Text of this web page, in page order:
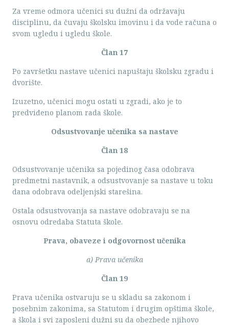
Za vreme odmora učenici su dužni da održavaju
disciplinu, da čuvaju školsku imovinu i da vode računa o
svom ugledu i ugledu škole.
Član 17
Po završetku nastave učenici napuštaju školsku zgradu i
dvorište.
Izuzetno, učenici mogu ostati u zgradi, ako je to
predviđeno planom rada škole.
Odsustvovanje učenika sa nastave
Član 18
Odsustvovanje učenika sa pojedinog časa odobrava
predmetni nastavnik, a odsustvovanje sa nastave u toku
dana odobrava odeljenjski starešina.
Ostala odsustvovanja sa nastave odobravaju se na
osnovu odredaba Statuta škole.
Prava, obaveze i odgovornost učenika
a) Prava učenika
Član 19
Prava učenika ostvaruju se u skladu sa zakonom i
posebnim zakonima, sa Statutom i drugim opštima škole,
a škola i svi zaposleni dužni su da obezbede njihovo